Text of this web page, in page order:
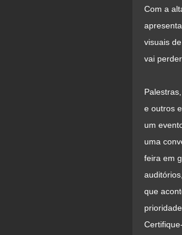
Com a
visuais
vai
e outros
um
uma
feira em
que